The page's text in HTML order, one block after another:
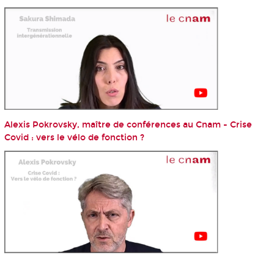
Alexis Pokrovsky, maître de conférences au Cnam - Crise
Covid : vers le vélo de fonction ?